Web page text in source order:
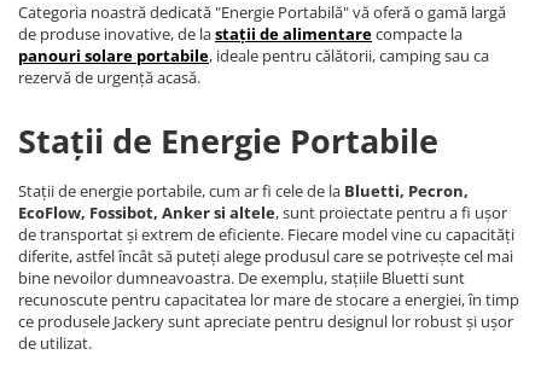
Categoria noastră dedicată "Energie Portabilă" vă oferă o gamă largă
de produse inovative, de lastații de alimentarecompacte la
panouri solare portabile, ideale pentru călătorii, camping sau ca
rezervă de urgență acasă.
Stații de Energie Portabile
Stații de energie portabile, cum ar fi cele de la Bluetti, Pecron,
EcoFlow, Fossibot, Anker si altele, sunt proiectate pentru a fi ușor
de transportat și extrem de eficiente. Fiecare model vine cu capacități
diferite, astfel încât să puteți alege produsul care se potrivește cel mai
bine nevoilor dumneavoastra. De exemplu, stațiile Bluetti sunt
recunoscute pentru capacitatea lor mare de stocare a energiei, în timp
ce produsele Jackery sunt apreciate pentru designul lor robust și ușor
de utilizat.